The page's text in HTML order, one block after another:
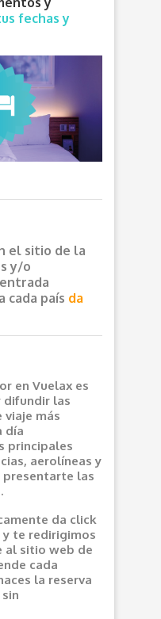
fechas y
el sitio de la
y/o
cada país da
en Vuelax es
difundir las
más
día
principales
aerolíneas y
presentarte las
da click
y te redirigimos
al sitio web de
cada
la reserva